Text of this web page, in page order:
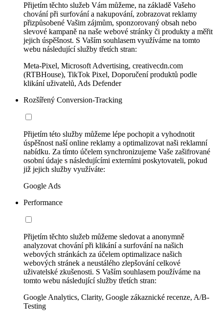
Přijetím těchto služeb Vám můžeme, na základě Vašeho
chování při surfování a nakupování, zobrazovat reklamy
přizpůsobené Vašim zájmům, sponzorovaný obsah nebo
slevové kampaně na naše webové stránky či produkty a měřit
jejich úspěšnost. S Vaším souhlasem využíváme na tomto
webu následující služby třetích stran:
Meta-Pixel, Microsoft Advertising, creativecdn.com
(RTBHouse), TikTok Pixel, Doporučení produktů podle
klikání uživatelů, Ads Defender
Rozšířený Conversion-Tracking
Přijetím této služby můžeme lépe pochopit a vyhodnotit
úspěšnost naší online reklamy a optimalizovat naši reklamní
nabídku. Za tímto účelem synchronizujeme Vaše zašifrované
osobní údaje s následujícími externími poskytovateli, pokud
již jejich služby využíváte:
Google Ads
Performance
Přijetím těchto služeb můžeme sledovat a anonymně
analyzovat chování při klikání a surfování na našich
webových stránkách za účelem optimalizace našich
webových stránek a neustálého zlepšování celkové
uživatelské zkušenosti. S Vaším souhlasem používáme na
tomto webu následující služby třetích stran:
Google Analytics, Clarity, Google zákaznické recenze, A/B-
Testing